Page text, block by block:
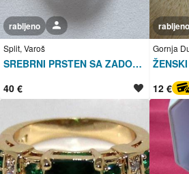
SREBRNI PRSTEN SA ZADOM 925 SREBRO ZELENI CABOCHON
Split, Varoš
rabljeno
40 €
Gornja
rabljeno
12 €